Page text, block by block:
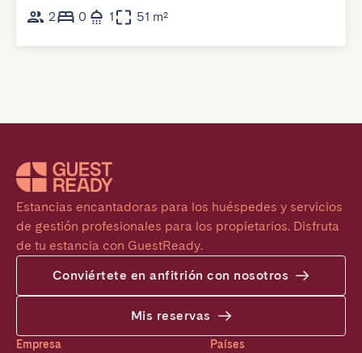
2
0 1 51 m²
Estancias encantadoras para los huéspedes y servicios
de gestión profesionales para los propietarios. Disfruta
de tu estancia con GuestReady.
Conviértete en anfitrión con nosotros
Mis reservas
Empresa Países